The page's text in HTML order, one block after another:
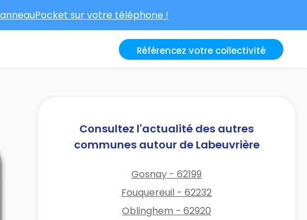
sur votre téléphone !
Référencez votre collectivité
Consultez l'actualité des autres
communes autour de Labeuvrière
Gosnay - 62199
Fouquereuil - 62232
Oblinghem - 62920